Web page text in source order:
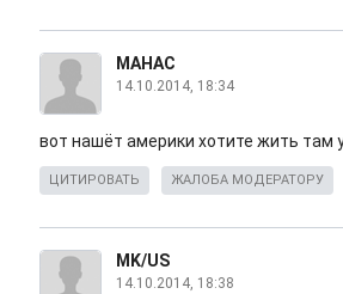
МАНАС
14.10.2014, 18:34
вот нашёт америки хотите жить там
ЦИТИРОВАТЬ ЖАЛОБА МОДЕРАТОРУ
MK/US
14.10.2014, 18:38